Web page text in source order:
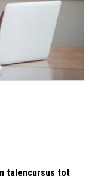
talencursus tot